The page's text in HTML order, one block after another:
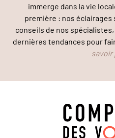
immerge dans la vie
première : nos
conseils de nos
dernières tendances pour
savoir